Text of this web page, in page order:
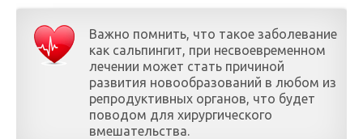
Важно помнить, что такое заболевание
как сальпингит, при несвоевременном
лечении может стать причиной
развития новообразований в любом из
репродуктивных органов, что будет
поводом для хирургического
вмешательства.